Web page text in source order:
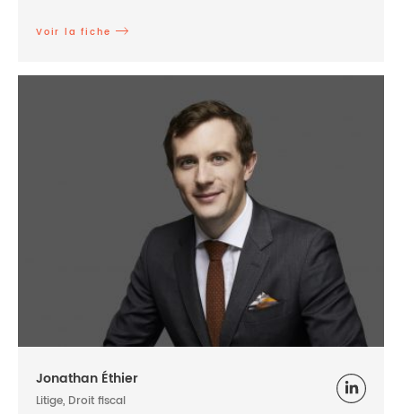
Voir la fiche
Jonathan Éthier
Litige, Droit fiscal